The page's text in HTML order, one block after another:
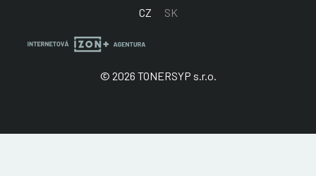
CZ SK
© 2026 TONERSYP s.r.o.